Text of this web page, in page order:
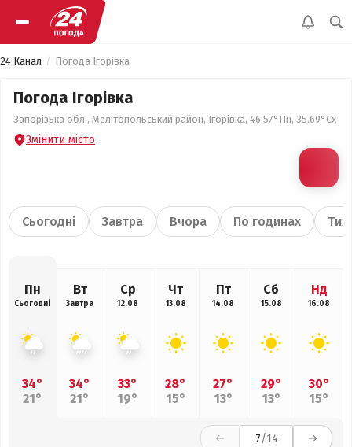
24 Канал Погода Ігорівка
Погода Ігорівка
Запорізька обл., Мелітопольський район, Ігорівка, 46.57°Пн, 35.69°Сх
Змінити місто
Сьогодні Завтра Вчора По годинах
Пн
Сьогодні
34°
21°
Вт
Завтра
34°
21°
Ср
12.08
33°
19°
Чт
13.08
28°
15°
Пт
14.08
27°
13°
Сб
15.08
29°
13°
Нд
16.08
30°
15°
7/14